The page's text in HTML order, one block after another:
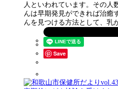
人といわれています。その人
んは早期発見ができれば治癒
んを見つける方法として、
Save